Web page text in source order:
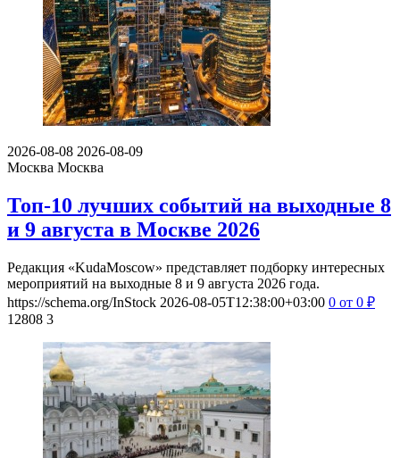
2026-08-08 2026-08-09
Москва Москва
Топ-10 лучших событий на выходные 8
и 9 августа в Москве 2026
Редакция «KudaMoscow» представляет подборку интересных
мероприятий на выходные 8 и 9 августа 2026 года.
https://schema.org/InStock 2026-08-05T12:38:00+03:00 0 от 0 ₽
12808 3